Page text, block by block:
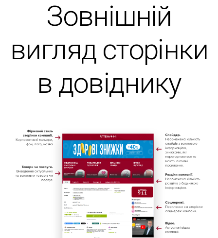
Зовнішній
вигляд сторінки
в довіднику